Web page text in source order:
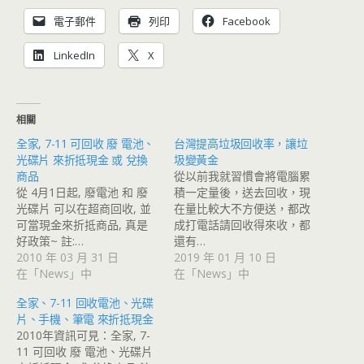
電子郵件 列印 Facebook
LinkedIn X
相關
全家, 7-11 可回收 廢 電池、
光碟片 來折抵現金 或 兌換
商品
從 4月1日起, 廢電池 和 廢
光碟片 可以在超商回收, 並
可當現金來折抵商品, 真是
好政策~ 註:…
2010 年 03 月 31 日
在「News」中
台灣提高垃圾回收率，讓垃
圾變黃金
從以前我就習慣會將電腦累
積一定量後，送去回收，現
在量比較大不方便送，都改
成打電話請回收得來收，都
還有…
2019 年 01 月 10 日
在「News」中
全家、7-11 回收電池、光碟
片、手機、筆電 來折抵現金
2010年資訊可見：全家, 7-
11 可回收 廢 電池、光碟片